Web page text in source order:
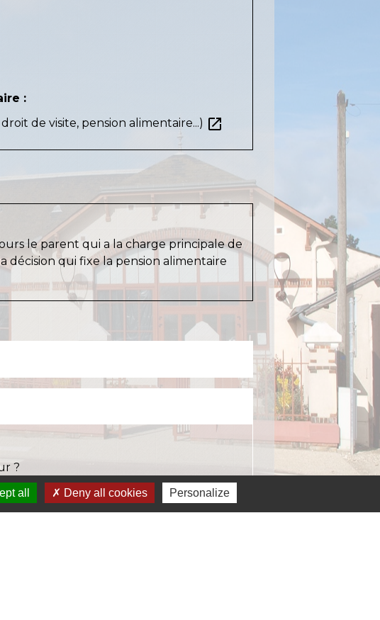
:
de visite, pension alimentaire...) open_in_new
le parent qui a la charge principale de
qui fixe la pension alimentaire
?
all Deny all cookies Personalize